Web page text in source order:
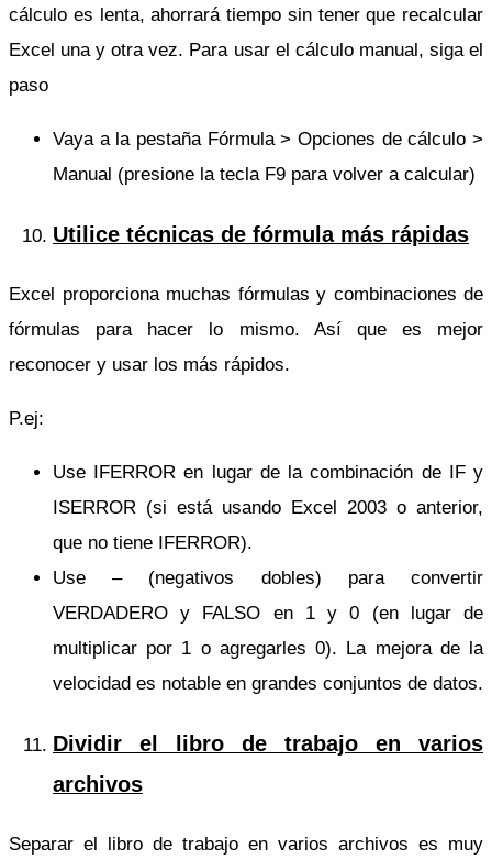
cálculo es lenta, ahorrará tiempo sin tener que recalcular
Excel una y otra vez. Para usar el cálculo manual, siga el
paso
Vaya a la pestaña Fórmula > Opciones de cálculo >
Manual (presione la tecla F9 para volver a calcular)
Utilice técnicas de fórmula más rápidas
Excel proporciona muchas fórmulas y combinaciones de
fórmulas para hacer lo mismo. Así que es mejor
reconocer y usar los más rápidos.
P.ej:
Use IFERROR en lugar de la combinación de IF y
ISERROR (si está usando Excel 2003 o anterior,
que no tiene IFERROR).
Use – (negativos dobles) para convertir
VERDADERO y FALSO en 1 y 0 (en lugar de
multiplicar por 1 o agregarles 0). La mejora de la
velocidad es notable en grandes conjuntos de datos.
Dividir el libro de trabajo en varios
archivos
Separar el libro de trabajo en varios archivos es muy